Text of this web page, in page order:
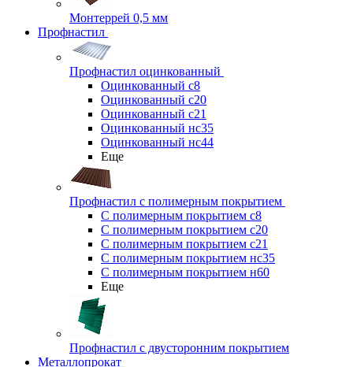
Монтеррей 0,5 мм
Профнастил
Профнастил оцинкованный
Оцинкованный с8
Оцинкованный с20
Оцинкованный с21
Оцинкованный нс35
Оцинкованный нс44
Еще
Профнастил с полимерным покрытием
С полимерным покрытием с8
С полимерным покрытием с20
С полимерным покрытием с21
С полимерным покрытием нс35
С полимерным покрытием н60
Еще
Профнастил с двусторонним покрытием
Металлопрокат